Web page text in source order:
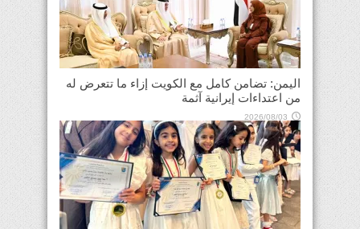
اليمن: تضامن كامل مع الكويت إزاء ما تتعرض له
من اعتداءات إيرانية آثمة
2026/08/03